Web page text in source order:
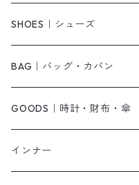
ベアトップ・チューブトップ
その他
シャツワンピース
キャミワンピース
オールインワン・サロペット
ジャンパースカート
その他
ピアス・リング
ネックレス
ベルト
ブレスレット
SHOES｜シューズ
パンプス
サンダル
ショートブーツ・ブーティ
BAG｜バッグ・カバン
ショルダーバッグ
ハンドバッグ
GOODS｜時計・財布・傘
インナー